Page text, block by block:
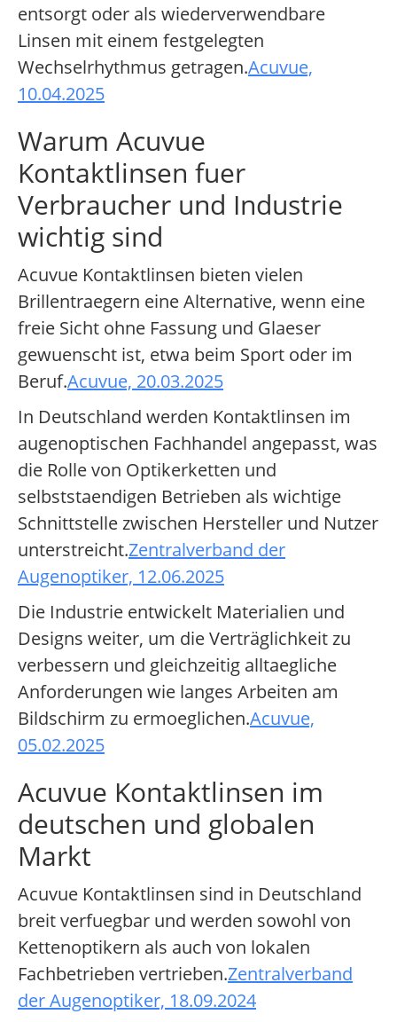
entsorgt oder als wiederverwendbare
Linsen mit einem festgelegten
Wechselrhythmus getragen.Acuvue,
10.04.2025
Warum Acuvue
Kontaktlinsen fuer
Verbraucher und Industrie
wichtig sind
Acuvue Kontaktlinsen bieten vielen
Brillentraegern eine Alternative, wenn eine
freie Sicht ohne Fassung und Glaeser
gewuenscht ist, etwa beim Sport oder im
Beruf.Acuvue, 20.03.2025
In Deutschland werden Kontaktlinsen im
augenoptischen Fachhandel angepasst, was
die Rolle von Optikerketten und
selbststaendigen Betrieben als wichtige
Schnittstelle zwischen Hersteller und Nutzer
unterstreicht.Zentralverband der
Augenoptiker, 12.06.2025
Die Industrie entwickelt Materialien und
Designs weiter, um die Verträglichkeit zu
verbessern und gleichzeitig alltaegliche
Anforderungen wie langes Arbeiten am
Bildschirm zu ermoeglichen.Acuvue,
05.02.2025
Acuvue Kontaktlinsen im
deutschen und globalen
Markt
Acuvue Kontaktlinsen sind in Deutschland
breit verfuegbar und werden sowohl von
Kettenoptikern als auch von lokalen
Fachbetrieben vertrieben.Zentralverband
der Augenoptiker, 18.09.2024